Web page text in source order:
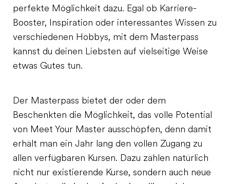
perfekte Möglichkeit dazu. Egal ob Karriere-
Booster, Inspiration oder interessantes Wissen zu
verschiedenen Hobbys, mit dem Masterpass
kannst du deinen Liebsten auf vielseitige Weise
etwas Gutes tun.
Der Masterpass bietet der oder dem
Beschenkten die Möglichkeit, das volle Potential
von Meet Your Master ausschöpfen, denn damit
erhält man ein Jahr lang den vollen Zugang zu
allen verfügbaren Kursen. Dazu zählen natürlich
nicht nur existierende Kurse, sondern auch neue